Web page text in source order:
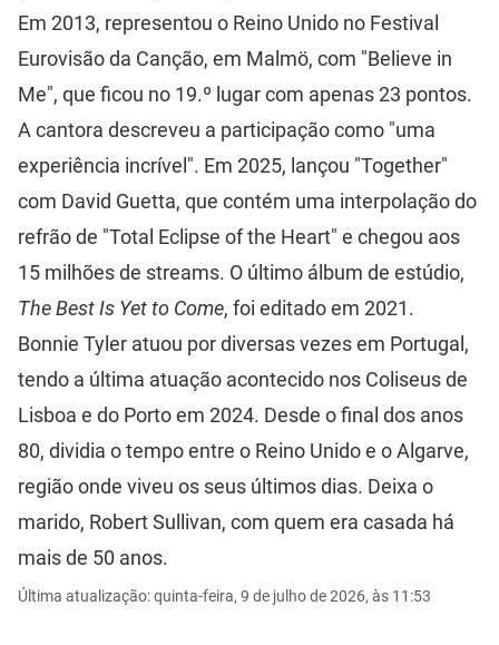
Em 2013, representou o Reino Unido no Festival
Eurovisão da Canção, em Malmö, com "Believe in
Me", que ficou no 19.º lugar com apenas 23 pontos.
A cantora descreveu a participação como "uma
experiência incrível". Em 2025, lançou "Together"
com David Guetta, que contém uma interpolação do
refrão de "Total Eclipse of the Heart" e chegou aos
15 milhões de streams. O último álbum de estúdio,
The Best Is Yet to Come, foi editado em 2021.
Bonnie Tyler atuou por diversas vezes em Portugal,
tendo a última atuação acontecido nos Coliseus de
Lisboa e do Porto em 2024. Desde o final dos anos
80, dividia o tempo entre o Reino Unido e o Algarve,
região onde viveu os seus últimos dias. Deixa o
marido, Robert Sullivan, com quem era casada há
mais de 50 anos.
Última atualização: quinta-feira, 9 de julho de 2026, às 11:53